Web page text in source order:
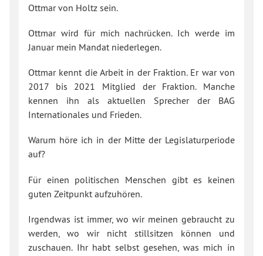
Ottmar von Holtz sein.
Ottmar wird für mich nachrücken. Ich werde im
Januar mein Mandat niederlegen.
Ottmar kennt die Arbeit in der Fraktion. Er war von
2017 bis 2021 Mitglied der Fraktion. Manche
kennen ihn als aktuellen Sprecher der BAG
Internationales und Frieden.
Warum höre ich in der Mitte der Legislaturperiode
auf?
Für einen politischen Menschen gibt es keinen
guten Zeitpunkt aufzuhören.
Irgendwas ist immer, wo wir meinen gebraucht zu
werden, wo wir nicht stillsitzen können und
zuschauen. Ihr habt selbst gesehen, was mich in